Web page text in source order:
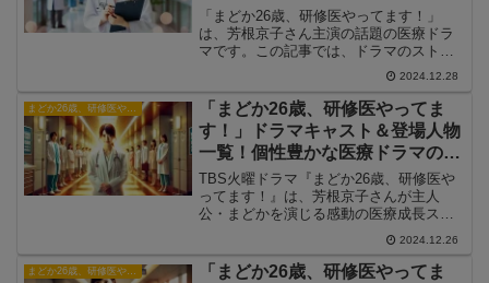
説
「まどか26歳、研修医やってます！」
は、芳根京子さん主演の話題の医療ドラ
マです。この記事では、ドラマのストー
リーやキャラクター設定の背景に迫り、
モデルの有無や実在する人物との関連に
ついて解説します。
2024.12.28
「まどか26歳、研修医やってま
す！」ドラマキャスト＆登場人物
一覧！個性豊かな医療ドラマの魅
力
TBS火曜ドラマ『まどか26歳、研修医や
ってます！』は、芳根京子さんが主人
公・まどかを演じる感動の医療成長スト
ーリーです。ここでは、本作に登場する
キャストや役柄について詳しくご紹介し
ます。
2024.12.26
まどか26歳、研修医やってます！
「まどか26歳、研修医やってま